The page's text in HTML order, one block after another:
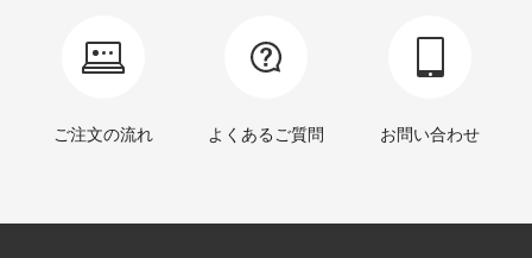
ご注文の流れ よくあるご質問 お問い合わせ